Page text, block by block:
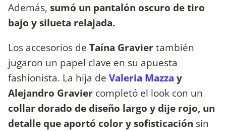
Además, sumó un pantalón oscuro de tiro
bajo y silueta relajada.
Los accesorios de Taína Graviertambién
jugaron un papel clave en su apuesta
fashionista. La hija de Valeria Mazza y
Alejandro Gravier completó el look con un
collar dorado de diseño largo y dije rojo, un
detalle que aportó color y sofisticación sin